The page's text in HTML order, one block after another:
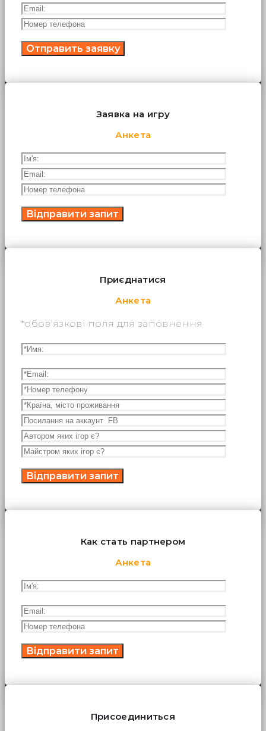
Заявка на игру
Анкета
Приєднатися
Анкета
*обов'язкові поля для заповнення
Как стать партнером
Анкета
Присоединиться